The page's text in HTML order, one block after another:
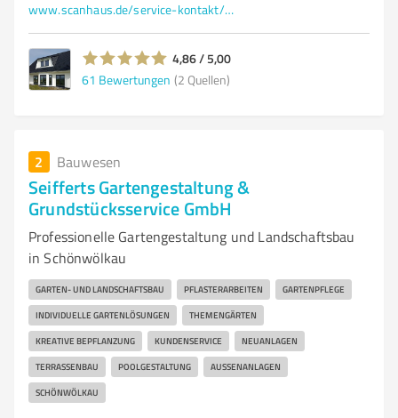
www.scanhaus.de/service-kontakt/musterhaeuser/musterhaus-leipzig
4,86 / 5,00
61 Bewertungen (2 Quellen)
2 Bauwesen
Seifferts Gartengestaltung &
Grundstücksservice GmbH
Professionelle Gartengestaltung und Landschaftsbau
in Schönwölkau
GARTEN- UND LANDSCHAFTSBAU PFLASTERARBEITEN GARTENPFLEGE
INDIVIDUELLE GARTENLÖSUNGEN THEMENGÄRTEN
KREATIVE BEPFLANZUNG KUNDENSERVICE NEUANLAGEN
TERRASSENBAU POOLGESTALTUNG AUSSENANLAGEN
SCHÖNWÖLKAU